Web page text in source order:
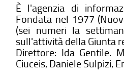
È l'agenzia di
Fondata nel 1977
(sei numeri la
sull'attività della Giunta
Direttore: Ida Gentile.
Ciuceis, Daniele Sulpizi,